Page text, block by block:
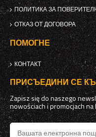
ПОЛИТИКА ЗА
ОТКАЗ ОТ ДОГОВОРА
ПОМОГНЕ
КОНТАКТ
ПРИСЪЕДИНИ СЕ
Zapisz się do naszego
nowościach i promocjach na